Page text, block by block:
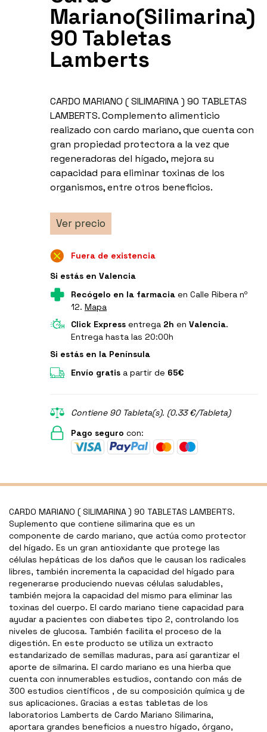
Mariano(Silimarina)
90 Tabletas
Lamberts
CARDO MARIANO ( SILIMARINA ) 90 TABLETAS
LAMBERTS. Complemento alimenticio
realizado con cardo mariano, que cuenta con
gran propiedad protectora a la vez que
regeneradoras del hígado, mejora su
capacidad para eliminar toxinas de los
organismos, entre otros beneficios.
Ver precio
Fuera de existencia
Si estás en Valencia
Recógelo en la farmaciaen Calle Ribera nº
12. Mapa
Click Expressentrega 2h en Valencia.
Entrega hasta las 20:00h
Si estás en la Península
Envío gratisa partir de 65€
Contiene 90 Tableta(s). (0.33 €/Tableta)
Pago seguro con:
CARDO MARIANO ( SILIMARINA ) 90 TABLETAS LAMBERTS.
Suplemento que contiene silimarina que es un
componente de cardo mariano, que actúa como protector
del hígado. Es un gran antioxidante que protege las
células hepáticas de los daños que le causan los radicales
libres, también incrementa la capacidad del hígado para
regenerarse produciendo nuevas células saludables,
también mejora la capacidad del mismo para eliminar las
toxinas del cuerpo. El cardo mariano tiene capacidad para
ayudar a pacientes con diabetes tipo 2, controlando los
niveles de glucosa. También facilita el proceso de la
digestión. En este producto se utiliza un extracto
estandarizado de semillas maduras, para así garantizar el
aporte de silmarina. El cardo mariano es una hierba que
cuenta con innumerables estudios, contando con más de
300 estudios científicos , de su composición química y de
sus aplicaciones. Gracias a estas tabletas de los
laboratorios Lamberts de Cardo Mariano Silimarina,
aportara grandes beneficios a nuestro hígado, órgano,